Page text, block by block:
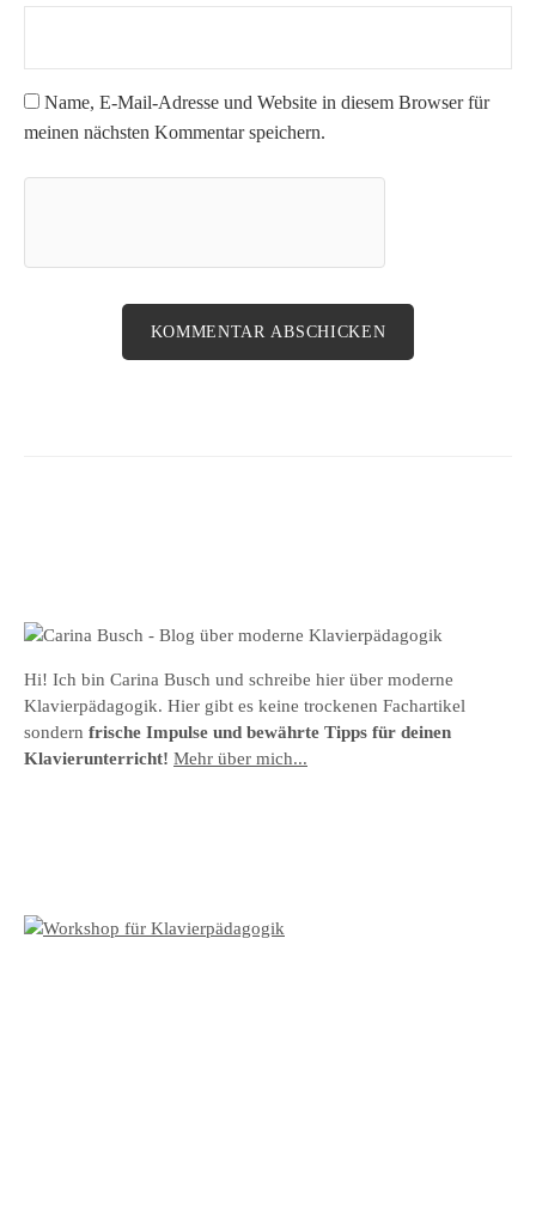
Name, E-Mail-Adresse und Website in diesem Browser für
meinen nächsten Kommentar speichern.
Hi! Ich bin Carina Busch und schreibe hier über moderne
Klavierpädagogik. Hier gibt es keine trockenen Fachartikel
sondern frische Impulse und bewährte Tipps für deinen
Klavierunterricht! Mehr über mich...